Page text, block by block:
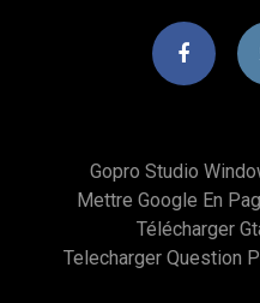
Gopro Studio
Mettre Google En
Télécharger
Telecharger Question